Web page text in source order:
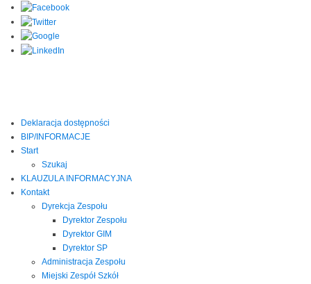
Deklaracja dostępności
BIP/INFORMACJE
Start
Szukaj
KLAUZULA INFORMACYJNA
Kontakt
Dyrekcja Zespołu
Dyrektor Zespołu
Dyrektor GIM
Dyrektor SP
Administracja Zespołu
Miejski Zespół Szkół